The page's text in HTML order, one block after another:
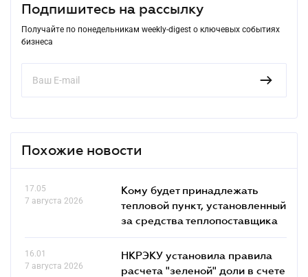
Подпишитесь на рассылку
Получайте по понедельникам weekly-digest о ключевых событиях
бизнеса
Похожие новости
17.05
7 августа 2026
Кому будет принадлежать
тепловой пункт, установленный
за средства теплопоставщика
16.01
7 августа 2026
НКРЭКУ установила правила
расчета "зеленой" доли в счете